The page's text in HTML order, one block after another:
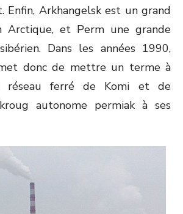
Enfin, Arkhangelsk est un grand
Arctique, et Perm une grande
Dans les années 1990,
donc de mettre un terme à
réseau ferré de Komi et de
autonome permiak à ses